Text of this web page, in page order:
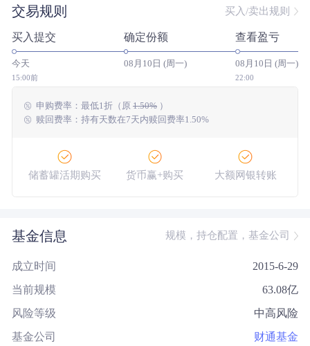
近三年 2/2110
近五年 216.43% 8.97% 14/1848
今年以来 10/2319
成立以来 627.80%
交易规则 买入/卖出规则
买入提交
今天
15:00前
确定份额
08月10日 (周一)
查看盈亏
08月10日 (周一)
22:00
申购费率： 最低1折（原 1.50%）
赎回费率：持有天数在7天内赎回费率1.50%
储蓄罐活期购买 货币赢+购买 大额网银转账
基金信息 规模，持仓配置，基金公司
成立时间 2015-6-29
当前规模 63.08亿
风险等级 中高风险
基金公司 财通基金